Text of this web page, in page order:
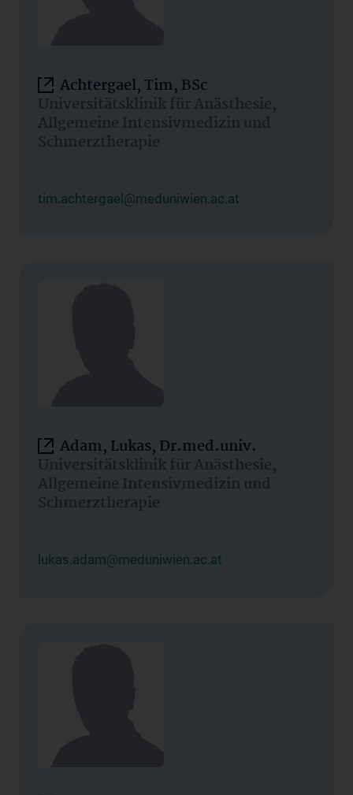
Achtergael, Tim, BSc
Universitätsklinik für Anästhesie,
Allgemeine Intensivmedizin und
Schmerztherapie
tim.achtergael@meduniwien.ac.at
Adam, Lukas, Dr.med.univ.
Universitätsklinik für Anästhesie,
Allgemeine Intensivmedizin und
Schmerztherapie
lukas.adam@meduniwien.ac.at